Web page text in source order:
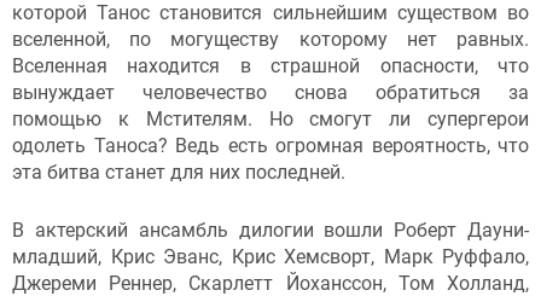
которой Танос становится сильнейшим существом во
вселенной, по могуществу которому нет равных.
Вселенная находится в страшной опасности, что
вынуждает человечество снова обратиться за
помощью к Мстителям. Но смогут ли супергерои
одолеть Таноса? Ведь есть огромная вероятность, что
эта битва станет для них последней.
В актерский ансамбль дилогии вошли Роберт Дауни-
младший, Крис Эванс, Крис Хемсворт, Марк Руффало,
Джереми Реннер, Скарлетт Йоханссон, Том Холланд,